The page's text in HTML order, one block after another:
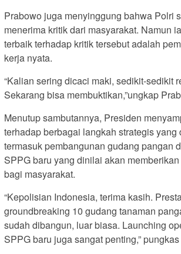
Prabowo juga menyinggung bahwa Polri
menerima kritik dari masyarakat. Namun
terbaik terhadap kritik tersebut adalah
kerja nyata.
“Kalian sering dicaci maki, sedikit-sedikit
Sekarang bisa membuktikan,”ungkap
Menutup sambutannya, Presiden
terhadap berbagai langkah strategis yang
termasuk pembangunan gudang pangan
SPPG baru yang dinilai akan
bagi masyarakat.
“Kepolisian Indonesia, terima kasih.
groundbreaking 10 gudang tanaman
sudah dibangun, luar biasa. Launching
SPPG baru juga sangat penting,”